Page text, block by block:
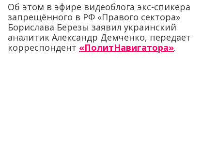
Об этом в эфире видеоблога экс-спикера
запрещённого в РФ «Правого сектора»
Борислава Березы заявил украинский
аналитик Александр Демченко, передает
корреспондент «ПолитНавигатора».